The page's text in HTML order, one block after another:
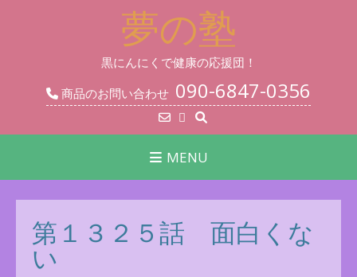
夢の塾
黒にんにくで健康の応援団！
商品のお問い合わせ 090-6847-0356
MENU
第１３２５話 面白くな
い